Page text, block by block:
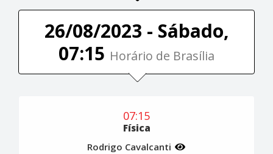
26/08/2023 - Sábado,
07:15 Horário de Brasília
07:15
Física
Rodrigo Cavalcanti